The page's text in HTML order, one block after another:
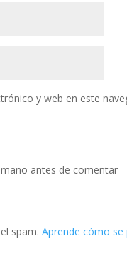
y web en este
antes de comentar
spam.Aprende cómo